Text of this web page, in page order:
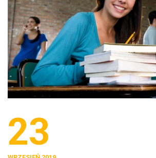
23